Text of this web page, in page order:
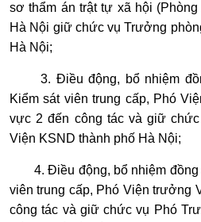
sơ thẩm án trật tự xã hội
Hà Nội giữ chức vụ Trưởng
Hà Nội;
3. Điều động, bổ nhiệm
Kiểm sát viên trung cấp, Phó
vực 2 đến công tác và giữ
Viện KSND thành phố Hà Nội;
4. Điều động, bổ nhiệm đồng
viên trung cấp, Phó Viện trưởng
công tác và giữ chức vụ Phó